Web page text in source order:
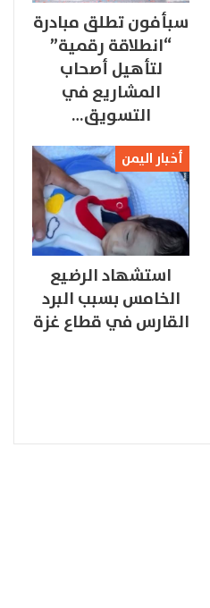
سبأفون تطلق مبادرة
“انطلاقة رقمية”
لتأهيل أصحاب
المشاريع في
التسويق…
أخبار اليمن
استشهاد الرضيع
الخامس بسبب البرد
القارس في قطاع غزة